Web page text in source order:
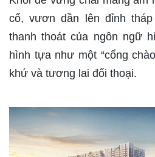
cổ, vươn dần lên đỉnh
thanh thoát của ngôn ngữ
hình tựa như một “cổng
khứ và tương lai đối thoại.